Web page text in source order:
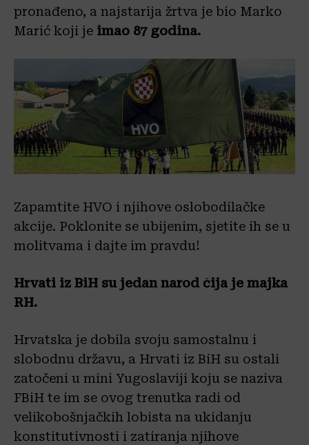
pronađeno, a najstarija žrtva je bio Marko
Marić koji je imao 87 godina.
Zapamtite HVO i njihove oslobodilačke
akcije. Poklonite se ubijenim, sjetite ih se u
molitvama i dajte im pravdu!
Hrvati iz BiH su jedan narod čija je majka
RH.
Hrvatska je dobila svoju samostalnu i
slobodnu državu, a Hrvati iz BiH su ostali
zatočeni u mini Yugoslaviji koju se naziva
FBiH te im se ovog trenutka radi od
velikobošnjačkih lobista na ukidanju
konstitutivnosti i zatiranja njihove